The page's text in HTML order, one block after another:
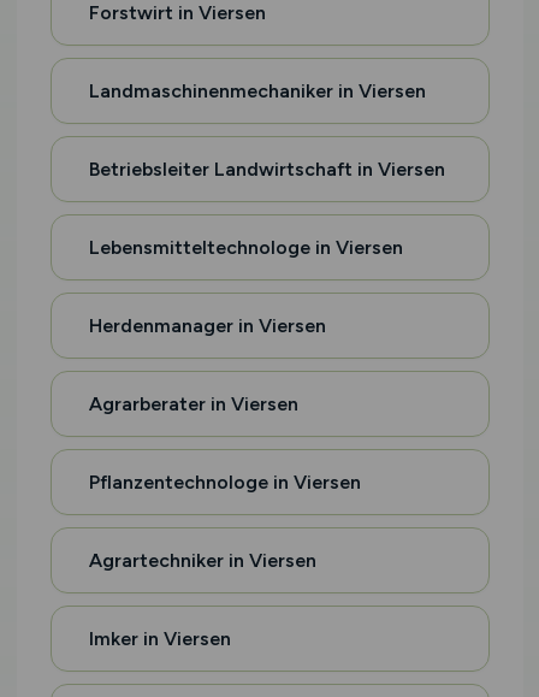
Forstwirt in Viersen
Landmaschinenmechaniker in Viersen
Betriebsleiter Landwirtschaft in Viersen
Lebensmitteltechnologe in Viersen
Herdenmanager in Viersen
Agrarberater in Viersen
Pflanzentechnologe in Viersen
Agrartechniker in Viersen
Imker in Viersen